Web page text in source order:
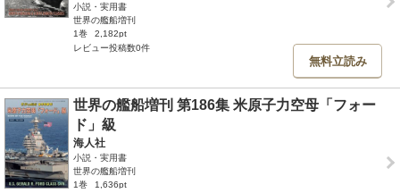
小説・実用書
世界の艦船増刊
1巻
2,182pt
レビュー投稿数0件
無料立読み
世界の艦船増刊 第186集 米原子力空母「フォー
ド」級
海人社
小説・実用書
世界の艦船増刊
1巻
1,636pt